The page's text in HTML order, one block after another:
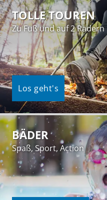
TOLLE TOUREN
Zu Fuß und auf 2 Rädern
Los geht's
BÄDER
Spaß, Sport, Action